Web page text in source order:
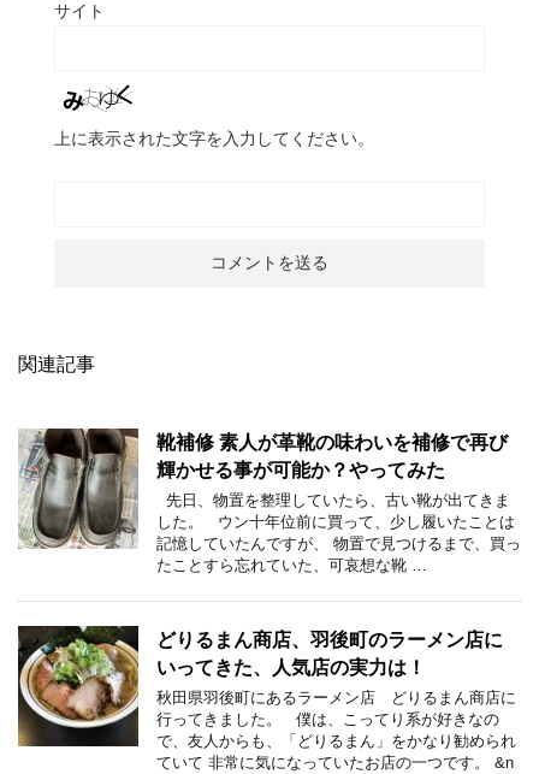
サイト
上に表示された文字を入力してください。
関連記事
靴補修 素人が革靴の味わいを補修で再び
輝かせる事が可能か？やってみた
先日、物置を整理していたら、古い靴が出てきま
した。 ウン十年位前に買って、少し履いたことは
記憶していたんですが、 物置で見つけるまで、買っ
たことすら忘れていた、可哀想な靴 …
どりるまん商店、羽後町のラーメン店に
いってきた、人気店の実力は！
秋田県羽後町にあるラーメン店 どりるまん商店に
行ってきました。 僕は、こってり系が好きなの
で、友人からも、「どりるまん」をかなり勧められ
ていて 非常に気になっていたお店の一つです。 &n